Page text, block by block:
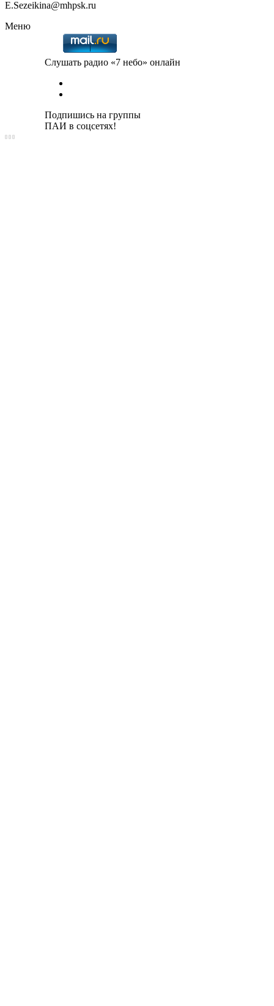
E.Sezeikina@mhpsk.ru
Меню
Слушать радио «7 небо» онлайн
Подпишись на группы
ПАИ в соцсетях!